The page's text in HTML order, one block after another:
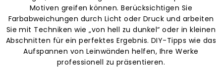
Motiven greifen können. Berücksichtigen Sie
Farbabweichungen durch Licht oder Druck und arbeiten
Sie mit Techniken wie „von hell zu dunkel“ oder in kleinen
Abschnitten für ein perfektes Ergebnis. DIY-Tipps wie das
Aufspannen von Leinwänden helfen, Ihre Werke
professionell zu präsentieren.